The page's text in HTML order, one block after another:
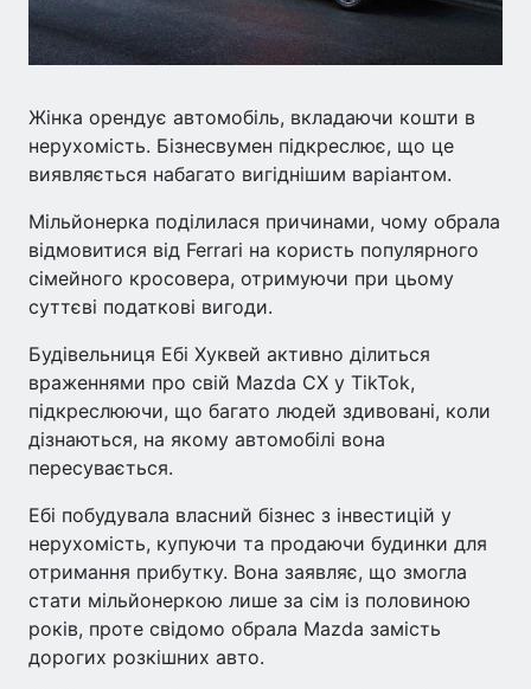
Жінка орендує автомобіль, вкладаючи кошти в
нерухомість. Бізнесвумен підкреслює, що це
виявляється набагато вигіднішим варіантом.
Мільйонерка поділилася причинами, чому обрала
відмовитися від Ferrari на користь популярного
сімейного кросовера, отримуючи при цьому
суттєві податкові вигоди.
Будівельниця Ебі Хуквей активно ділиться
враженнями про свій Mazda CX у TikTok,
підкреслюючи, що багато людей здивовані, коли
дізнаються, на якому автомобілі вона
пересувається.
Ебі побудувала власний бізнес з інвестицій у
нерухомість, купуючи та продаючи будинки для
отримання прибутку. Вона заявляє, що змогла
стати мільйонеркою лише за сім із половиною
років, проте свідомо обрала Mazda замість
дорогих розкішних авто.